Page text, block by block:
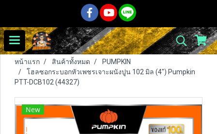
หน้าแรก สินค้าทั้งหมด
PUMPKIN
โฮลซอกระบอกหัวเพชรเจาะผนังปูน 102 มิล (4") Pumpkin
PTT-DCB102 (44327)
New